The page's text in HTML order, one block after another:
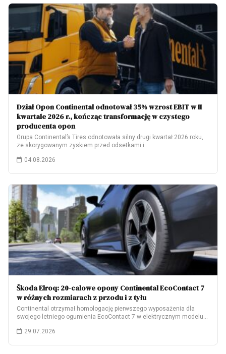
Dział Opon Continental odnotował 35% wzrost EBIT w II
kwartale 2026 r., kończąc transformację w czystego
producenta opon
Grupa Continental’s Tires odnotowała silny drugi kwartał 2026 roku,
ze skorygowanym zyskiem przed odsetkami i…
04.08.2026
Škoda Elroq: 20-calowe opony Continental EcoContact 7
w różnych rozmiarach z przodu i z tyłu
Continental otrzymał homologację pierwszego wyposażenia dla
swojego letniego ogumienia EcoContact 7 w elektrycznym modelu
29.07.2026